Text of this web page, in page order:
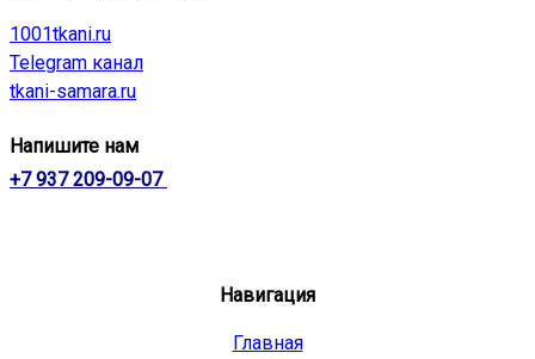
1001tkani.ru
Telegram канал
tkani-samara.ru
Напишите нам
+7 937 209-09-07
Навигация
Главная